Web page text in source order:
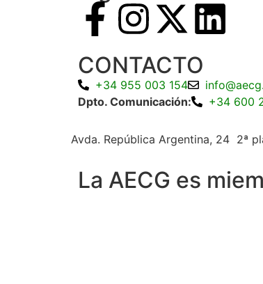
CONTACTO
+34 955 003 154
Dpto. Comunicación:
+34 600
Avda. República Argentina, 24 2ª
La AECG es